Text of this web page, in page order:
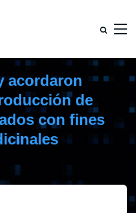
acordaron
de
con fines